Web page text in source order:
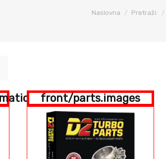
Naslovna Pretraži:
front/parts.images